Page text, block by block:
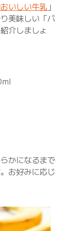
いしい牛乳 」
美味しい「バ
介しましょ
かになるまで
お好みに応じ